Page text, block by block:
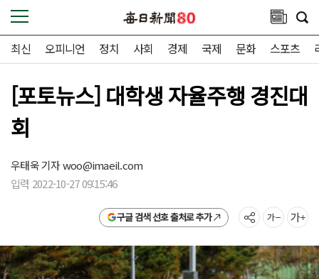
최신 오피니언 정치 사회 경제 국제 문화 스포츠
[포토뉴스] 대학생 자율주행 경진대
회
우태욱 기자woo@imaeil.com
입력 2022-10-27 09:15:46
구글 검색 선호 출처로 추가